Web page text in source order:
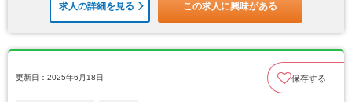
求人の詳細を見る この求人に興味がある
更新日：2025年6月18日 保存する